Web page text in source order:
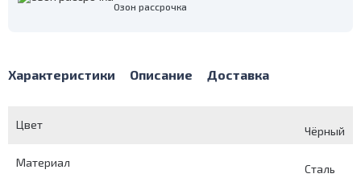
Озон рассрочка
Характеристики Описание Доставка
Цвет Чёрный
Материал Сталь